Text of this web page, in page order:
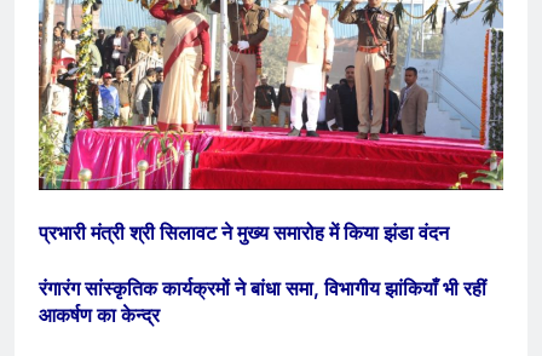
प्रभारी मंत्री श्री सिलावट ने मुख्य समारोह में किया झंडा वंदन
रंगारंग सांस्कृतिक कार्यक्रमों ने बांधा समा, विभागीय झांकियाँ भी रहीं
आकर्षण का केन्द्र